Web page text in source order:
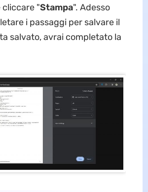
cliccare "Stampa". Adesso
i passaggi per salvare il
salvato, avrai completato la